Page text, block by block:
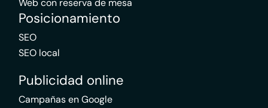
Web con reserva de mesa
Posicionamiento
SEO
SEO local
Publicidad online
Campañas en Google